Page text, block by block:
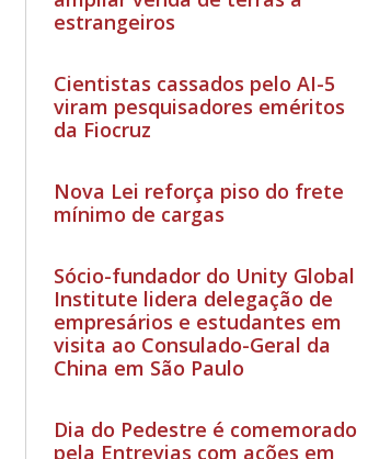
estrangeiros
Cientistas cassados pelo AI-5
viram pesquisadores eméritos
da Fiocruz
Nova Lei reforça piso do frete
mínimo de cargas
Sócio-fundador do Unity Global
Institute lidera delegação de
empresários e estudantes em
visita ao Consulado-Geral da
China em São Paulo
Dia do Pedestre é comemorado
pela Entrevias com ações em